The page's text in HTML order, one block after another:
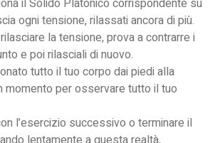
il Solido Platonico corrispondente su
ogni tensione, rilassati ancora di più.
la tensione, prova a contrarre i
e poi rilasciali di nuovo.
tutto il tuo corpo dai piedi alla
momento per osservare tutto il tuo
l’esercizio successivo o terminare il